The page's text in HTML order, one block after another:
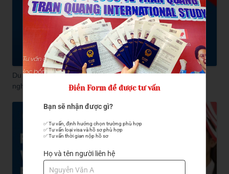
Du học tiếng Hàn ngắn hạn tại Hàn Quốc - Học nhanh - Trải
nghiệm thật!
Điền Form để được tư vấn
Bạn sẽ nhận được gì?
✅ Tư vấn, định hướng chọn trường phù hợp
✅ Tư vấn loại visa và hồ sơ phù hợp
✅ Tư vấn thời gian nộp hồ sơ
Họ và tên người liên hệ